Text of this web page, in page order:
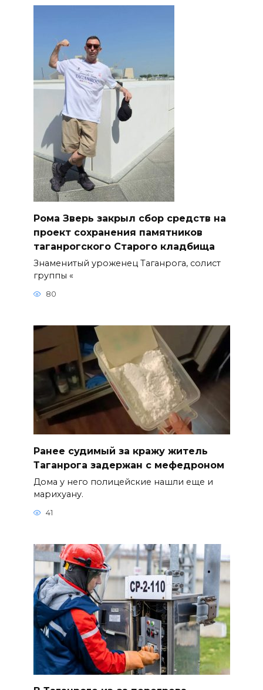
Рома Зверь закрыл сбор средств на
проект сохранения памятников
таганрогского Старого кладбища
Знаменитый уроженец Таганрога, солист
группы «
80
Ранее судимый за кражу житель
Таганрога задержан с мефедроном
Дома у него полицейские нашли еще и
марихуану.
41